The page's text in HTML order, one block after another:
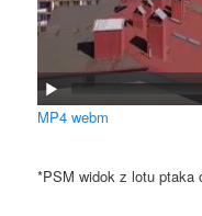
MP4 webm
*PSM widok z lotu ptaka